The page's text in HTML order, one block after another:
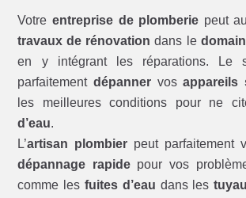
Votreentreprise de plomberie peut
travaux de rénovation dans le
en y intégrant les réparations. Le
parfaitementdépanner vosappareils
les meilleures conditions pour ne
d’eau.
L’artisan plombier peut parfaitement
dépannage rapidepour vos
comme les fuites d’eau dans les